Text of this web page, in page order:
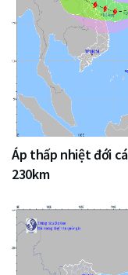
Áp thấp nhiệt đới
230km